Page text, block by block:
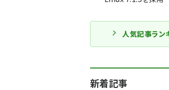
人気記事ラン
新着記事